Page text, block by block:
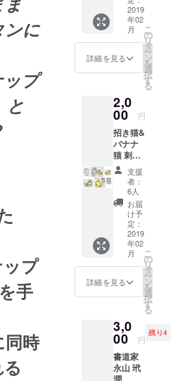
ンに
プ
と
プ
手
同時
クーポ
ン券の
お届け
......送料
無料(国
エブ
ショッ
プでの
クーポ
ン券を
使った
お買い
物 ......送
料無料
(国内の
み) ご不
明な点
はウ
オーク
社へ 直
接お問
い合わ
タンブ
ローチ)
新製品
スナッ
プピア
ス
FB......1
送料無
料（国
内の
み） ク
リック
ポスト
でお届
け 四文
字熟語
は下記
から1種
お選び
頂けま
す。
（糸色
はおま
かせ下
意味不
明 才色
兼
備
大器晩
2019
年02
月
詳細を見る
こ
の
リ
タ
ー
ン
を
選
択
す
る
2,0
00 円
招き猫&
バナナ
猫 刺繍
ワッペ
ンセッ
スト
レー
ター
Micano
Hiromi
Takama
の 描き
下ろし
イラス
トから
テイス
トをま
るごと
機械刺
繍で再
支援
者：
6人
お届
け予
定：
2019
年02
月
詳細を見る
こ
の
リ
タ
ー
ン
を
選
択
す
る
3,0
00 円
残り4
書道家
永山 玳